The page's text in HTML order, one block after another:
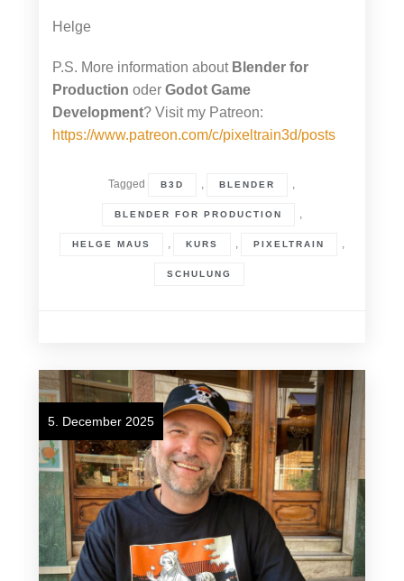
Helge
P.S. More information about Blender for
Production oder Godot Game
Development? Visit my Patreon:
https://www.patreon.com/c/pixeltrain3d/posts
Tagged B3D , BLENDER ,
BLENDER FOR PRODUCTION ,
HELGE MAUS , KURS , PIXELTRAIN ,
SCHULUNG
5. December 2025